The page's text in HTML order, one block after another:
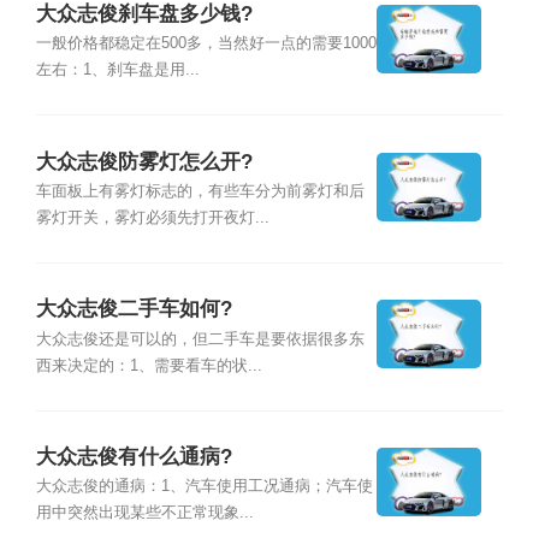
大众志俊刹车盘多少钱?
一般价格都稳定在500多，当然好一点的需要1000
左右：1、刹车盘是用...
大众志俊防雾灯怎么开?
车面板上有雾灯标志的，有些车分为前雾灯和后
雾灯开关，雾灯必须先打开夜灯...
大众志俊二手车如何?
大众志俊还是可以的，但二手车是要依据很多东
西来决定的：1、需要看车的状...
大众志俊有什么通病?
大众志俊的通病：1、汽车使用工况通病；汽车使
用中突然出现某些不正常现象...